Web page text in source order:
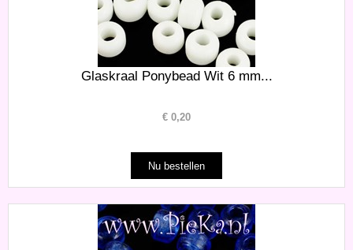
Glaskraal Ponybead Wit 6 mm...
€ 0,20